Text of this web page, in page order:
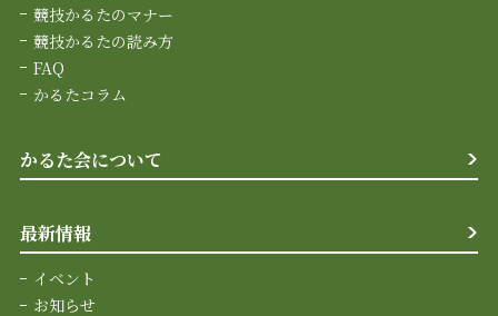
競技かるたのマナー
競技かるたの読み方
FAQ
かるたコラム
かるた会について
最新情報
イベント
お知らせ